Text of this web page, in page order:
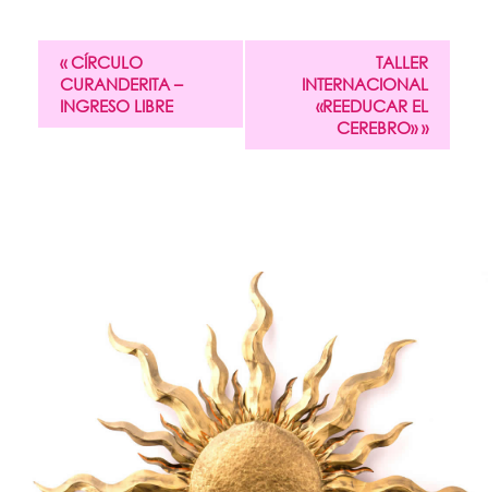
«CÍRCULO
CURANDERITA –
INGRESO LIBRE
TALLER
INTERNACIONAL
«REEDUCAR EL
CEREBRO»»